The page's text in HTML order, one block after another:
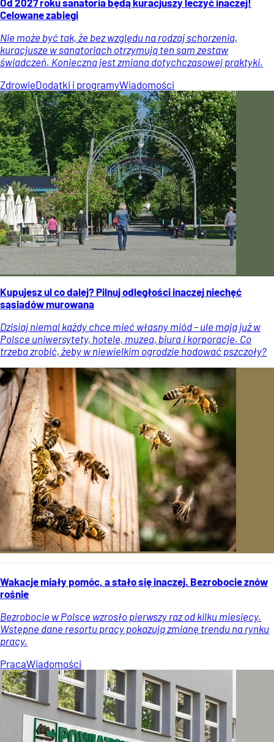
Celowane zabiegi
Nie może być tak, że bez względu na rodzaj schorzenia,
kuracjusze w sanatoriach otrzymują ten sam zestaw
świadczeń. Konieczna jest zmiana dotychczasowej praktyki.
ZdrowieDodatki i programyWiadomości
Kupujesz ul co dalej? Pilnuj odległości inaczej niechęć
sąsiadów murowana
Dzisiaj niemal każdy chce mieć własny miód – ule mają już w
Polsce uniwersytety, hotele, muzea, biura i korporacje. Co
trzeba zrobić, żeby w niewielkim ogrodzie hodować pszczoły?
Wakacje miały pomóc, a stało się inaczej. Bezrobocie znów
rośnie
Bezrobocie w Polsce wzrosło pierwszy raz od kilku miesięcy.
Wstępne dane resortu pracy pokazują zmianę trendu na rynku
pracy.
PracaWiadomości